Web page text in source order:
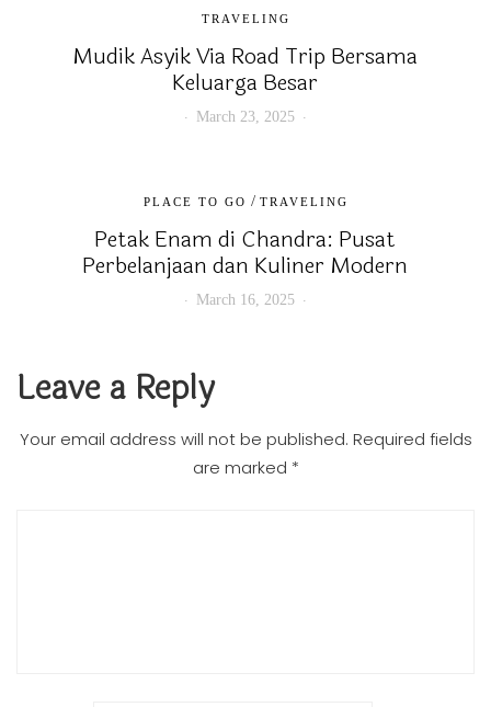
TRAVELING
Mudik Asyik Via Road Trip Bersama
Keluarga Besar
March 23, 2025
PLACE TO GO / TRAVELING
Petak Enam di Chandra: Pusat
Perbelanjaan dan Kuliner Modern
March 16, 2025
Leave a Reply
Your email address will not be published. Required fields
are marked *